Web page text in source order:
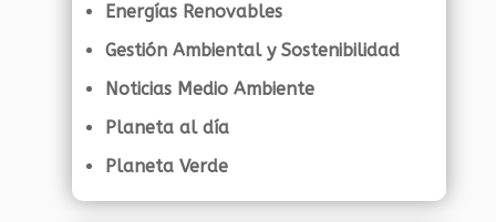
Energías Renovables
Gestión Ambiental y Sostenibilidad
Noticias Medio Ambiente
Planeta al día
Planeta Verde